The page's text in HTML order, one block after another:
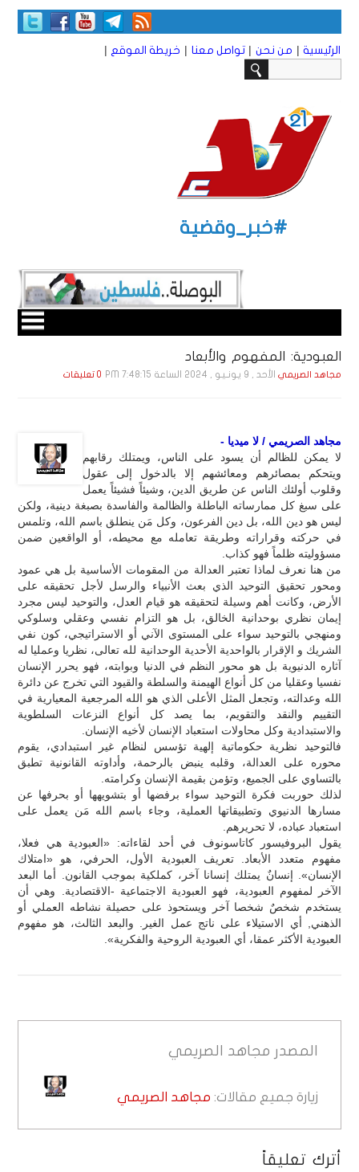
الرئيسية | من نحن | تواصل معنا | خريطة الموقع |
#خبر_وقضية
العبودية: المفهوم والأبعاد
مجاهد الصريمي الأحد , 9 يـونـيـو , 2024 الساعة 7:48:15 PM 0 تعليقات
مجاهد الصريمي / لا ميديا -
لا يمكن للظالم أن يسود على الناس، ويمتلك رقابهم
ويتحكم بمصائرهم ومعائشهم إلا بالدخول إلى عقول
وقلوب أولئك الناس عن طريق الدين، وشيئاً فشيئاً يعمل
على سبغ كل ممارساته الباطلة والظالمة والفاسدة بصبغة دينية، ولكن
ليس هو دين الله، بل دين الفرعون، وكل مَن ينطلق باسم الله، وتلمس
في حركته وقراراته وطريقة تعامله مع محيطه، أو الواقعين ضمن
مسؤوليته ظلماً فهو كذاب.
من هنا نعرف لماذا تعتبر العدالة من المقومات الأساسية بل هي عمود
ومحور تحقيق التوحيد الذي بعث الأنبياء والرسل لأجل تحقيقه على
الأرض، وكانت أهم وسيلة لتحقيقه هو قيام العدل، والتوحيد ليس مجرد
إيمان نظري بوحدانية الخالق، بل هو التزام نفسي وعقلي وسلوكي
ومنهجي بالتوحيد سواء على المستوى الآني أو الاستراتيجي، كون نفي
الشريك و الإقرار بالواحدية الأحدية الوحدانية لله تعالى، نظريا وعمليا له
آثاره الدنيوية بل هو محور النظم في الدنيا وبوابته، فهو يحرر الإنسان
نفسيا وعقليا من كل أنواع الهيمنة والسلطة والقيود التي تخرج عن دائرة
الله وعدالته، وتجعل المثل الأعلى الذي هو الله المرجعية المعيارية في
التقييم والنقد والتقويم، بما يصد كل أنواع النزعات السلطوية
والاستبدادية وكل محاولات استعباد الإنسان لأخيه الإنسان.
فالتوحيد نظرية حكوماتية إلهية تؤسس لنظام غير استبدادي، يقوم
محوره على العدالة، وقلبه ينبض بالرحمة، وأداوته القانونية تطبق
بالتساوي على الجميع، وتؤمن بقيمة الإنسان وكرامته.
لذلك حوربت فكرة التوحيد سواء برفضها أو بتشويهها أو بحرفها عن
مسارها الدنيوي وتطبيقاتها العملية، وجاء باسم الله مَن يعمل على
استعباد عباده، لا تحريرهم.
يقول البروفيسور كاتاسونوف في أحد لقاءاته: «العبودية هي فعلا،
مفهوم متعدد الأبعاد. تعريف العبودية الأول، الحرفي، هو «امتلاك
الإنسان». إنسانٌ يمتلك إنسانا آخر، كملكية بموجب القانون. أما البعد
الآخر لمفهوم العبودية، فهو العبودية الاجتماعية -الاقتصادية. وهي أن
يستخدم شخصٌ شخصا آخر ويستحوذ على حصيلة نشاطه العملي أو
الذهني, أي الاستيلاء على ناتج عمل الغير. والبعد الثالث، هو مفهوم
العبودية الأكثر عمقا، أي العبودية الروحية والفكرية».
المصدر مجاهد الصريمي
زيارة جميع مقالات: مجاهد الصريمي
أترك تعليقاً